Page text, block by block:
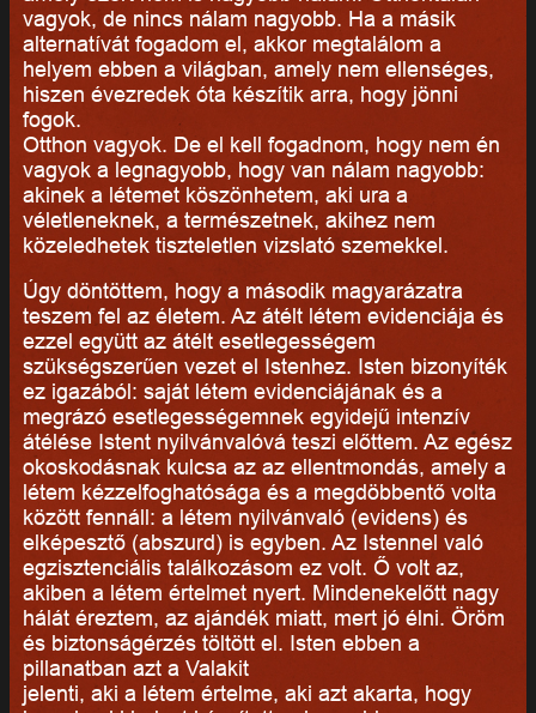
vagyok, de nincs nálam nagyobb. Ha a másik
alternatívát fogadom el, akkor megtalálom a
helyem ebben a világban, amely nem ellenséges,
hiszen évezredek óta készítik arra, hogy jönni
fogok.
Otthon vagyok. De el kell fogadnom, hogy nem én
vagyok a legnagyobb, hogy van nálam nagyobb:
akinek a létemet köszönhetem, aki ura a
véletleneknek, a természetnek, akihez nem
közeledhetek tiszteletlen vizslató szemekkel.
Úgy döntöttem, hogy a második magyarázatra
teszem fel az életem. Az átélt létem evidenciája és
ezzel együtt az átélt esetlegességem
szükségszerűen vezet el Istenhez. Isten bizonyíték
ez igazából: saját létem evidenciájának és a
megrázó esetlegességemnek egyidejű intenzív
átélése Istent nyilvánvalóvá teszi előttem. Az egész
okoskodásnak kulcsa az az ellentmondás, amely a
létem kézzelfoghatósága és a megdöbbentő volta
között fennáll: a létem nyilvánvaló (evidens) és
elképesztő (abszurd) is egyben. Az Istennel való
egzisztenciális találkozásom ez volt. Ő volt az,
akiben a létem értelmet nyert. Mindenekelőtt nagy
hálát éreztem, az ajándék miatt, mert jó élni. Öröm
és biztonságérzés töltött el. Isten ebben a
pillanatban azt a Valakit
jelenti, aki a létem értelme, aki azt akarta, hogy